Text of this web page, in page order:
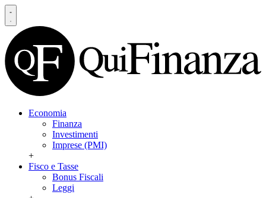
Economia
Finanza
Investimenti
Imprese (PMI)
+
Fisco e Tasse
Bonus Fiscali
Leggi